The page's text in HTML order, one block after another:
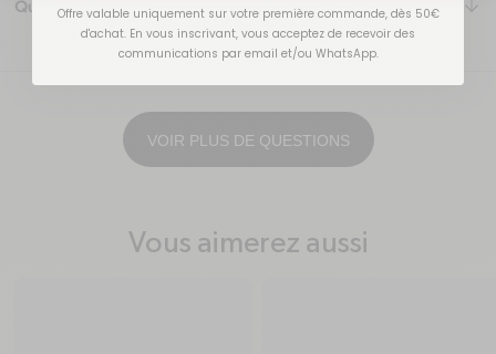
Quelle est la garantie sur ce produit ?
VOIR PLUS DE QUESTIONS
Vous aimerez aussi
Offre valable uniquement sur votre première commande, dès 50€
d'achat. En vous inscrivant, vous acceptez de recevoir des
communications par email et/ou WhatsApp.